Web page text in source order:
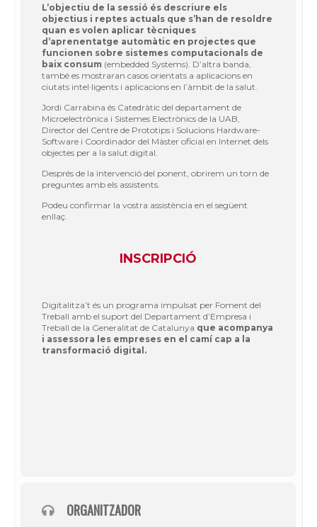
L’objectiu de la sessió és descriure els
objectius i reptes actuals que s’han de resoldre
quan es volen aplicar tècniques
d’aprenentatge automàtic en projectes que
funcionen sobre sistemes computacionals de
baix consum (embedded Systems). D’altra banda,
també es mostraran casos orientats a aplicacions en
ciutats intel·ligents i aplicacions en l’àmbit de la salut.
Jordi Carrabina és Catedràtic del departament de
Microelectrònica i Sistemes Electrònics de la UAB,
Director del Centre de Prototips i Solucions Hardware-
Software i Coordinador del Màster oficial en Internet dels
objectes per a la salut digital.
Després de la intervenció del ponent, obrirem un torn de
preguntes amb els assistents.
Podeu confirmar la vostra assistència en el següent
enllaç.
INSCRIPCIÓ
Digitalitza’t és un programa impulsat per Foment del
Treball amb el suport del Departament d’Empresa i
Treball de la Generalitat de Catalunya que acompanya
i assessora les empreses en el camí cap a la
transformació digital.
ORGANITZADOR